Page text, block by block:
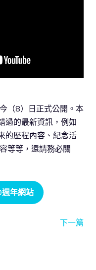
（8）日正式公開。本
過的最新資訊，例如
的歷程內容、紀念活
等等，還請務必關
週年網站
下一篇